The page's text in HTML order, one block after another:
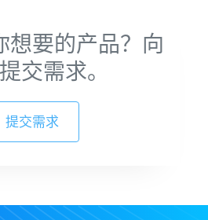
想要的产品？向
交需求。
提交需求